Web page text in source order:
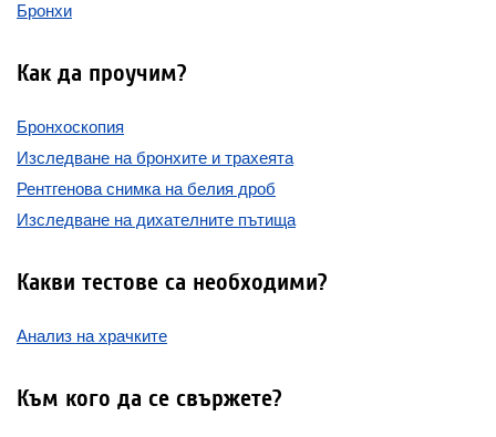
Бронхи
Как да проучим?
Бронхоскопия
Изследване на бронхите и трахеята
Рентгенова снимка на белия дроб
Изследване на дихателните пътища
Какви тестове са необходими?
Анализ на храчките
Към кого да се свържете?